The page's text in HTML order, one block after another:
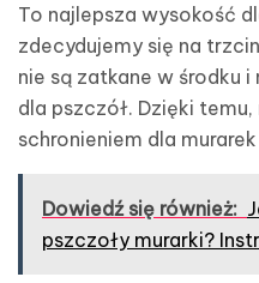
To najlepsza wysokość
zdecydujemy się na
nie są zatkane w środku
dla pszczół. Dzięki
schronieniem dla
Dowiedź się również:
pszczoły murarki?